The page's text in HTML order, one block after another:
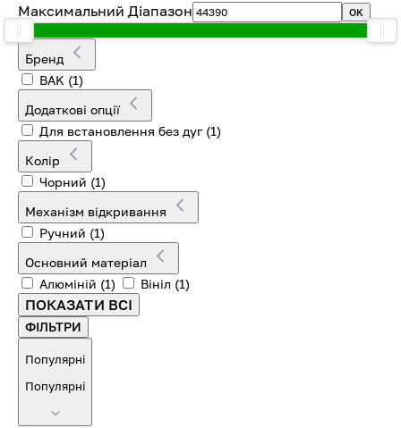
Максимальний Діапазон OK
Бренд
BAK (1)
Додаткові опції
Для встановлення без дуг (1)
Колір
Чорний (1)
Механізм відкривання
Ручний (1)
Основний матеріал
Алюміній (1) Вініл (1)
ПОКАЗАТИ ВСІ
ФІЛЬТРИ
Популярні
Популярні